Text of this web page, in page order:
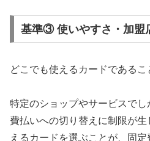
基準③ 使いやすさ・加盟
どこでも使えるカードであるこ
特定のショップやサービスで
費払いへの切り替えに制限が
えるカードを選ぶことが、固